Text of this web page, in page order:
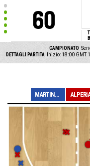
60
CAMPIONATO
DETTAGLI PARTITA
Inizio: 18:00 GMT
MARTINA TREVISO